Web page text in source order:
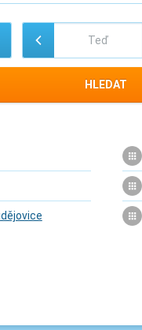
HLEDAT